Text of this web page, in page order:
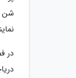
شن
در